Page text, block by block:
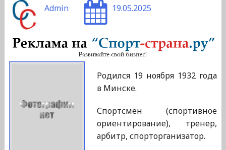
Admin 19.05.2025
Родился 19 ноября 1932 года
в Минске.
Спортсмен (спортивное
ориентирование), тренер,
арбитр, спорторганизатор.